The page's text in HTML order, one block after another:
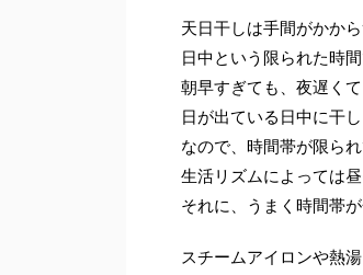
天日干しは手間がかから
日中という限られた時
朝早すぎても、夜遅く
日が出ている日中に干
なので、時間帯が限られ
生活リズムによっては
それに、うまく時間帯
スチームアイロンや熱